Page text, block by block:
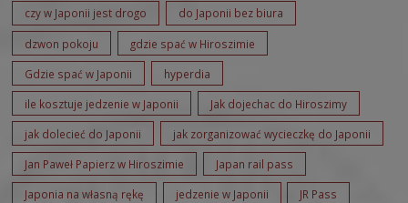
czy w Japonii jest drogo do Japonii bez biura
dzwon pokoju gdzie spać w Hiroszimie
Gdzie spać w Japonii hyperdia
ile kosztuje jedzenie w Japonii Jak dojechac do Hiroszimy
jak dolecieć do Japonii jak zorganizować wycieczkę do Japonii
Jan Paweł Papierz w Hiroszimie Japan rail pass
Japonia na własną rękę jedzenie w Japonii JR Pass